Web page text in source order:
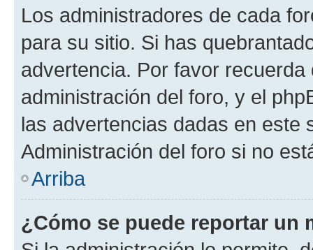
Los administradores de cada
para su sitio. Si has
advertencia. Por favor
administración del foro, y el
las advertencias dadas en este
Administración del foro si no
Arriba
¿Cómo se puede reportar un